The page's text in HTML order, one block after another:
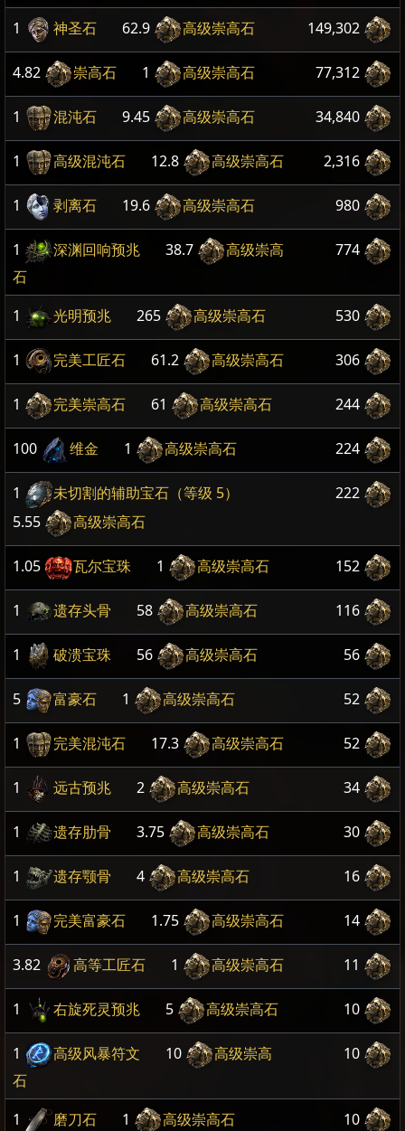
1
神圣石 62.9 高级崇高石 149,302
4.82 崇高石 1 高级崇高石 77,312
1 混沌石 9.45 高级崇高石 34,840
1 高级混沌石 12.8 高级崇高石 2,316
1 剥离石 19.6 高级崇高石 980
1 深渊回响预兆 38.7
高级崇高
石
774
1 光明预兆 265 高级崇高石 530
1 完美工匠石 61.2 高级崇高石 306
1 完美崇高石 61 高级崇高石 244
100 维金 1 高级崇高石 224
1
未切割的辅助宝石（等级 5）
5.55
高级崇高石
222
1.05 瓦尔宝珠 1 高级崇高石 152
1 遗存头骨 58 高级崇高石 116
1 破溃宝珠 56 高级崇高石 56
5 富豪石 1 高级崇高石 52
1 完美混沌石 17.3 高级崇高石 52
1 远古预兆 2 高级崇高石 34
1 遗存肋骨 3.75 高级崇高石 30
1 遗存颚骨 4 高级崇高石 16
1 完美富豪石 1.75 高级崇高石 14
3.82 高等工匠石 1 高级崇高石 11
1 右旋死灵预兆 5 高级崇高石 10
1 高级风暴符文 10
高级崇高
石
10
1 磨刀石 1 高级崇高石 10